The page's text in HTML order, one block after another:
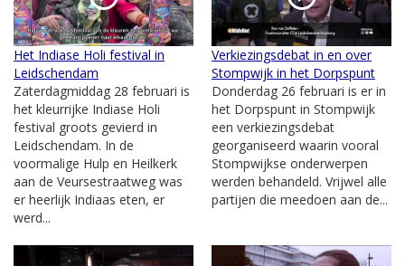
Het Indiase Holi festival in
Leidschendam
Zaterdagmiddag 28 februari is
het kleurrijke Indiase Holi
festival groots gevierd in
Leidschendam. In de
voormalige Hulp en Heilkerk
aan de Veursestraatweg was
er heerlijk Indiaas eten, er
werd...
Verkiezingsdebat in en over
Stompwijk in het Dorpspunt
Donderdag 26 februari is er in
het Dorpspunt in Stompwijk
een verkiezingsdebat
georganiseerd waarin vooral
Stompwijkse onderwerpen
werden behandeld. Vrijwel alle
partijen die meedoen aan de...